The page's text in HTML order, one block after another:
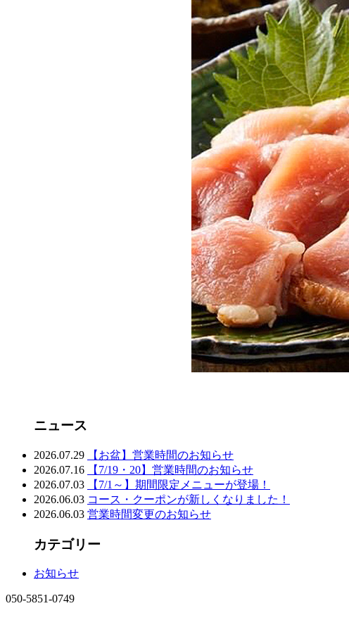
ニュース
2026.07.29
【お盆】営業時間のお知らせ
2026.07.16
【7/19・20】営業時間のお知らせ
2026.07.03
【7/1～】期間限定メニューが登場！
2026.06.03 コース・クーポンが新しくなりました！
2026.06.03 営業時間変更のお知らせ
カテゴリー
お知らせ
050-5851-0749